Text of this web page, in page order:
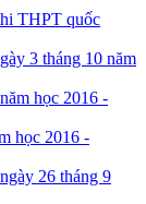
THPT quốc
3 tháng 10 năm
học 2016 -
học 2016 -
26 tháng 9